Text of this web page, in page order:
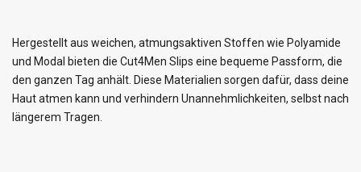
Hergestellt aus weichen, atmungsaktiven Stoffen wie Polyamide
und Modal bieten die Cut4Men Slips eine bequeme Passform, die
den ganzen Tag anhält. Diese Materialien sorgen dafür, dass deine
Haut atmen kann und verhindern Unannehmlichkeiten, selbst nach
längerem Tragen.